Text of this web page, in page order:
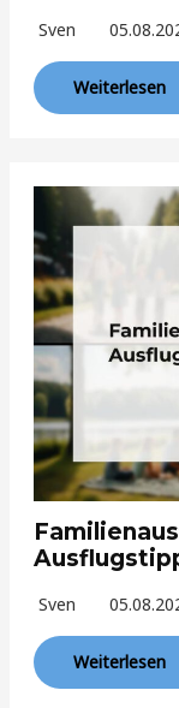
Sven
Weiterlesen
Sven
Weiterlesen